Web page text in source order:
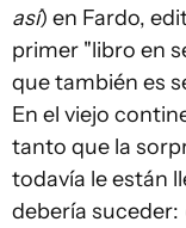
así) en Fardo,
primer "libro en
que también es
En el viejo
tanto que la
todavía le están
debería suceder: